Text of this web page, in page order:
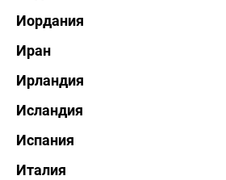
Иордания
Иран
Ирландия
Исландия
Испания
Италия